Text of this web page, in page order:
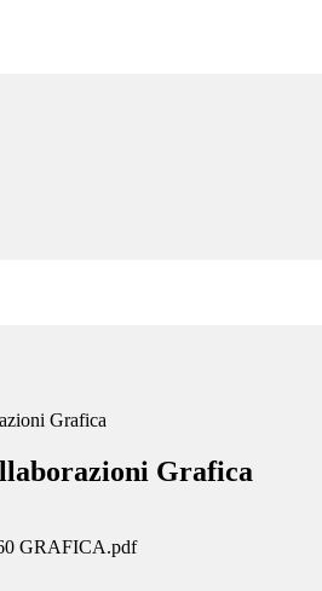
Grafica
Grafica
GRAFICA.pdf